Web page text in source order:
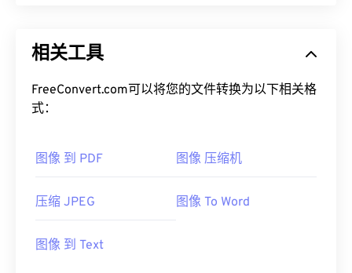
相关工具
FreeConvert.com可以将您的文件转换为以下相关格
式：
图像 到 PDF 图像 压缩机
压缩 JPEG 图像 To Word
图像 到 Text